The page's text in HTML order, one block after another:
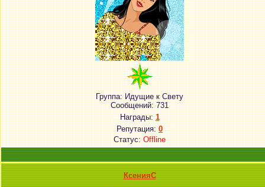
Группа: Идущие к Свету
Сообщений:731
Награды:1
Репутация:0
Статус:Offline
КсенияС